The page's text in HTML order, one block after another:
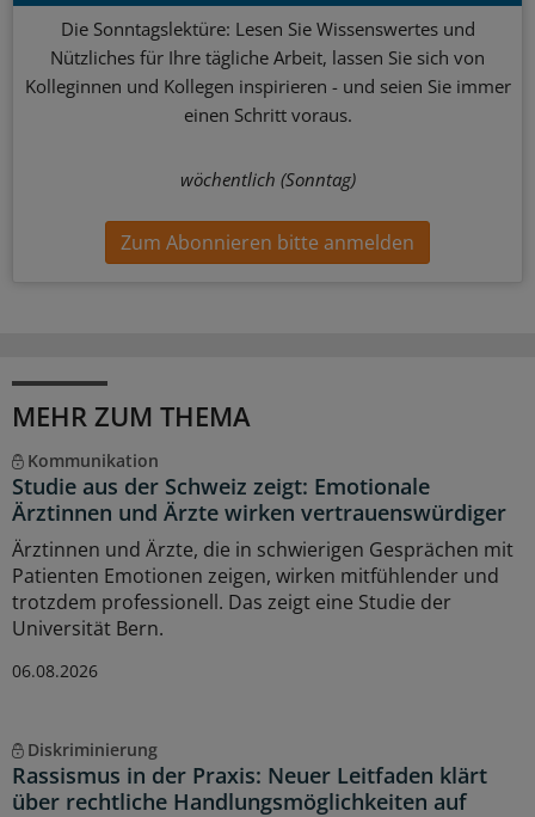
Die Sonntagslektüre: Lesen Sie Wissenswertes und
Nützliches für Ihre tägliche Arbeit, lassen Sie sich von
Kolleginnen und Kollegen inspirieren - und seien Sie immer
einen Schritt voraus.
wöchentlich (Sonntag)
Zum Abonnieren bitte anmelden
MEHR ZUM THEMA
Kommunikation
Studie aus der Schweiz zeigt: Emotionale
Ärztinnen und Ärzte wirken vertrauenswürdiger
Ärztinnen und Ärzte, die in schwierigen Gesprächen mit
Patienten Emotionen zeigen, wirken mitfühlender und
trotzdem professionell. Das zeigt eine Studie der
Universität Bern.
06.08.2026
Diskriminierung
Rassismus in der Praxis: Neuer Leitfaden klärt
über rechtliche Handlungsmöglichkeiten auf